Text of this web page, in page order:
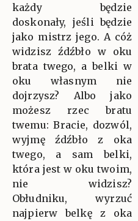
każdy będzie
doskonały, jeśli będzie
jako mistrz jego. A cóż
widzisz źdźbło w oku
brata twego, a belki w
oku własnym nie
dojrzysz? Albo jako
możesz rzec bratu
twemu: Bracie, dozwól,
wyjmę źdźbło z oka
twego, a sam belki,
która jest w oku twoim,
nie widzisz?
Obłudniku, wyrzuć
najpierw belkę z oka